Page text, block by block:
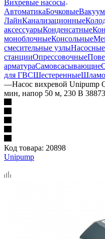
Вихревые насосы
АвтоматикаБочковые
ЛайнКанализационные
аксессуарыКонденсатные
моноблочныеКонсольные
смесительные узлыНасосные
станцииОпрессовочные
арматураСамовсасывающие
для ГВСШестеренные
—Насос вихревой Unipump
мин, напор 50 м, 230 В 38873
Код товара: 20898
Unipump